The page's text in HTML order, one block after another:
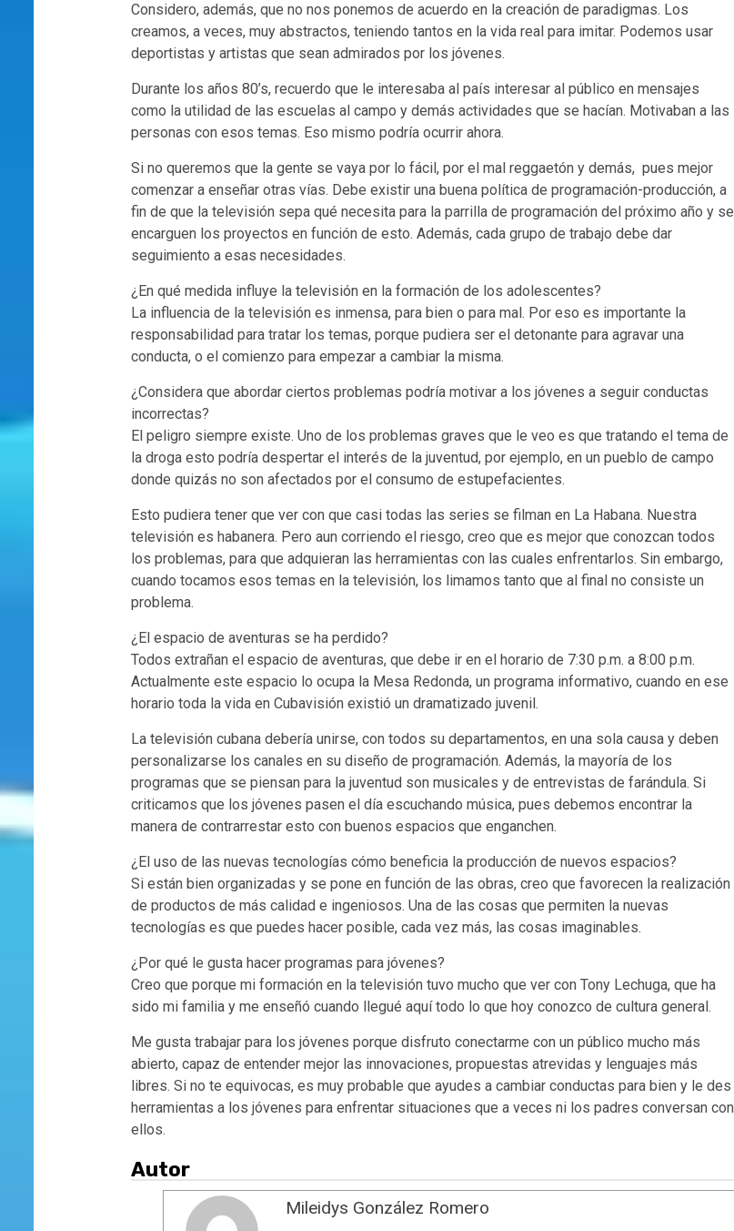
Considero, además, que no nos ponemos de acuerdo en la creación de paradigmas. Los
creamos, a veces, muy abstractos, teniendo tantos en la vida real para imitar. Podemos usar
deportistas y artistas que sean admirados por los jóvenes.
Durante los años 80’s, recuerdo que le interesaba al país interesar al público en mensajes
como la utilidad de las escuelas al campo y demás actividades que se hacían. Motivaban a las
personas con esos temas. Eso mismo podría ocurrir ahora.
Si no queremos que la gente se vaya por lo fácil, por el mal reggaetón y demás, pues mejor
comenzar a enseñar otras vías. Debe existir una buena política de programación-producción, a
fin de que la televisión sepa qué necesita para la parrilla de programación del próximo año y se
encarguen los proyectos en función de esto. Además, cada grupo de trabajo debe dar
seguimiento a esas necesidades.
¿En qué medida influye la televisión en la formación de los adolescentes?
La influencia de la televisión es inmensa, para bien o para mal. Por eso es importante la
responsabilidad para tratar los temas, porque pudiera ser el detonante para agravar una
conducta, o el comienzo para empezar a cambiar la misma.
¿Considera que abordar ciertos problemas podría motivar a los jóvenes a seguir conductas
incorrectas?
El peligro siempre existe. Uno de los problemas graves que le veo es que tratando el tema de
la droga esto podría despertar el interés de la juventud, por ejemplo, en un pueblo de campo
donde quizás no son afectados por el consumo de estupefacientes.
Esto pudiera tener que ver con que casi todas las series se filman en La Habana. Nuestra
televisión es habanera. Pero aun corriendo el riesgo, creo que es mejor que conozcan todos
los problemas, para que adquieran las herramientas con las cuales enfrentarlos. Sin embargo,
cuando tocamos esos temas en la televisión, los limamos tanto que al final no consiste un
problema.
¿El espacio de aventuras se ha perdido?
Todos extrañan el espacio de aventuras, que debe ir en el horario de 7:30 p.m. a 8:00 p.m.
Actualmente este espacio lo ocupa la Mesa Redonda, un programa informativo, cuando en ese
horario toda la vida en Cubavisión existió un dramatizado juvenil.
La televisión cubana debería unirse, con todos su departamentos, en una sola causa y deben
personalizarse los canales en su diseño de programación. Además, la mayoría de los
programas que se piensan para la juventud son musicales y de entrevistas de farándula. Si
criticamos que los jóvenes pasen el día escuchando música, pues debemos encontrar la
manera de contrarrestar esto con buenos espacios que enganchen.
¿El uso de las nuevas tecnologías cómo beneficia la producción de nuevos espacios?
Si están bien organizadas y se pone en función de las obras, creo que favorecen la realización
de productos de más calidad e ingeniosos. Una de las cosas que permiten la nuevas
tecnologías es que puedes hacer posible, cada vez más, las cosas imaginables.
¿Por qué le gusta hacer programas para jóvenes?
Creo que porque mi formación en la televisión tuvo mucho que ver con Tony Lechuga, que ha
sido mi familia y me enseñó cuando llegué aquí todo lo que hoy conozco de cultura general.
Me gusta trabajar para los jóvenes porque disfruto conectarme con un público mucho más
abierto, capaz de entender mejor las innovaciones, propuestas atrevidas y lenguajes más
libres. Si no te equivocas, es muy probable que ayudes a cambiar conductas para bien y le des
herramientas a los jóvenes para enfrentar situaciones que a veces ni los padres conversan con
ellos.
Autor
Mileidys González Romero